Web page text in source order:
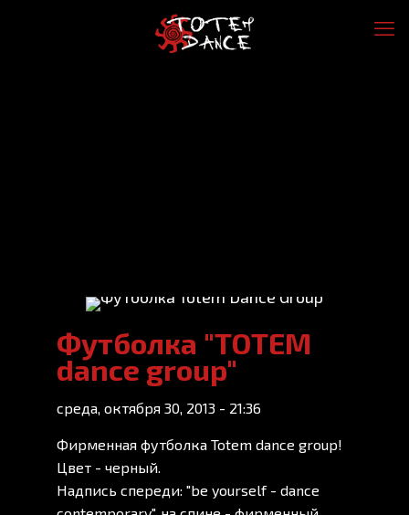
Футболка "TOTEM
dance group"
среда, октября 30, 2013 - 21:36
Фирменная футболка Totem dance group!
Цвет - черный.
Надпись спереди: "be yourself - dance